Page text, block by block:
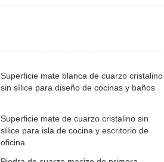
Superficie mate blanca de cuarzo cristalino
sin sílice para diseño de cocinas y baños
Superficie mate de cuarzo cristalino sin
sílice para isla de cocina y escritorio de
oficina